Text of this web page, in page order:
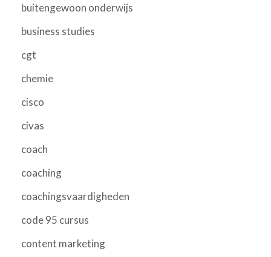
buitengewoon onderwijs
business studies
cgt
chemie
cisco
civas
coach
coaching
coachingsvaardigheden
code 95 cursus
content marketing